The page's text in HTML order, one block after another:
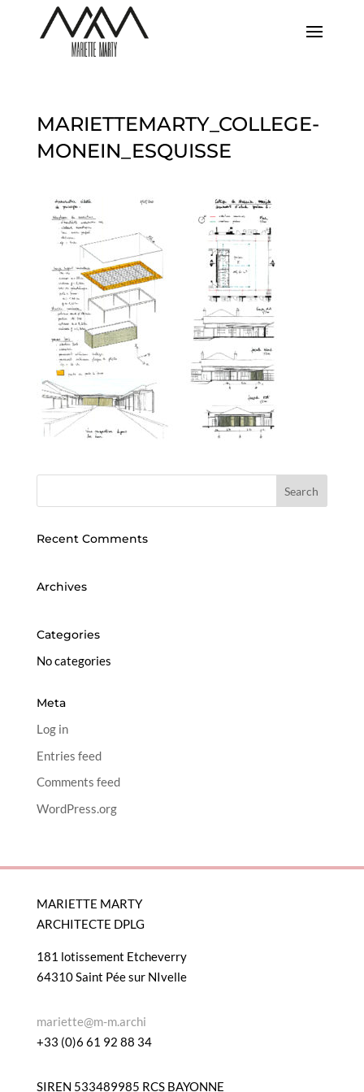
MARIETTEMARTY_COLLEGE-
MONEIN_ESQUISSE
Recent Comments
Archives
Categories
No categories
Meta
Log in
Entries feed
Comments feed
WordPress.org
MARIETTE MARTY
ARCHITECTE DPLG
181 lotissement Etcheverry
64310 Saint Pée sur NIvelle
mariette@m-m.archi
+33 (0)6 61 92 88 34
SIREN 533489985 RCS BAYONNE